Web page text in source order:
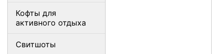
Кофты для
активного отдыха
Свитшоты